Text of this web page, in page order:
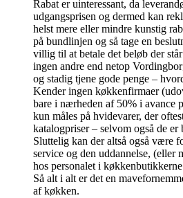
Rabat er uinteressant, da
udgangsprisen og dermed kan
helst mere eller mindre kunstig
på bundlinjen og så tage en
villig til at betale det beløb der
ingen andre end netop
og stadig tjene gode penge –
Kender ingen køkkenfirmaer
bare i nærheden af 50% i avance
kun måles på hvidevarer, der
katalogpriser – selvom også de er
Sluttelig kan der altså også være
service og den uddannelse, (eller
hos personalet i
Så alt i alt er det en
af køkken.